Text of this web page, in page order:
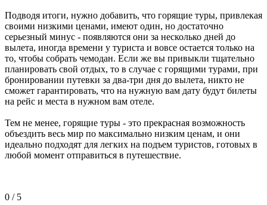
Подводя итоги, нужно добавить, что горящие туры, привлекая
своими низкими ценами, имеют один, но достаточно
серьезный минус - появляются они за несколько дней до
вылета, иногда времени у туриста и вовсе остается только на
то, чтобы собрать чемодан. Если же вы привыкли тщательно
планировать свой отдых, то в случае с горящими турами, при
бронировании путевки за два-три дня до вылета, никто не
сможет гарантировать, что на нужную вам дату будут билеты
на рейс и места в нужном вам отеле.
Тем не менее, горящие туры - это прекрасная возможность
объездить весь мир по максимально низким ценам, и они
идеально подходят для легких на подъем туристов, готовых в
любой момент отправиться в путешествие.
0 / 5